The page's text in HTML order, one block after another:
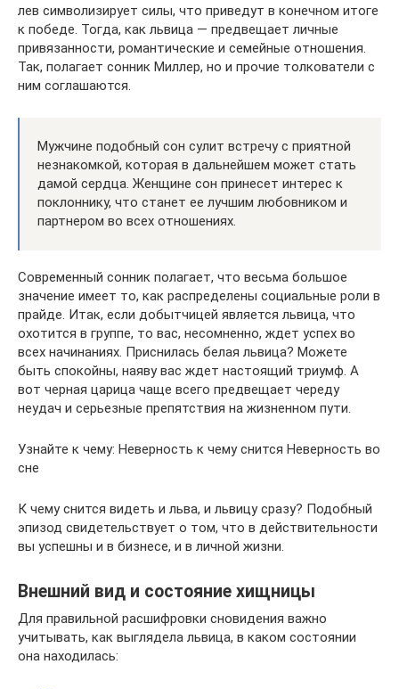
лев символизирует силы, что приведут в конечном итоге
к победе. Тогда, как львица — предвещает личные
привязанности, романтические и семейные отношения.
Так, полагает сонник Миллер, но и прочие толкователи с
ним соглашаются.
Мужчине подобный сон сулит встречу с приятной
незнакомкой, которая в дальнейшем может стать
дамой сердца. Женщине сон принесет интерес к
поклоннику, что станет ее лучшим любовником и
партнером во всех отношениях.
Современный сонник полагает, что весьма большое
значение имеет то, как распределены социальные роли в
прайде. Итак, если добытчицей является львица, что
охотится в группе, то вас, несомненно, ждет успех во
всех начинаниях. Приснилась белая львица? Можете
быть спокойны, наяву вас ждет настоящий триумф. А
вот черная царица чаще всего предвещает череду
неудач и серьезные препятствия на жизненном пути.
Узнайте к чему: Неверность к чему снится Неверность во
сне
К чему снится видеть и льва, и львицу сразу? Подобный
эпизод свидетельствует о том, что в действительности
вы успешны и в бизнесе, и в личной жизни.
Внешний вид и состояние хищницы
Для правильной расшифровки сновидения важно
учитывать, как выглядела львица, в каком состоянии
она находилась: